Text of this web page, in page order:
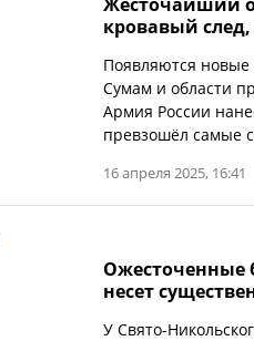
кровавый след,
Появляются новые
Сумам и области
Армия России
превзошёл самые
16 апреля 2025, 16:41
Ожесточенные
несет
У Свято-